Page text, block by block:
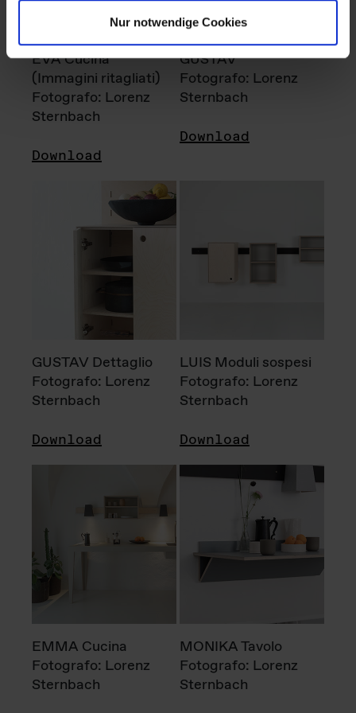
Nur notwendige Cookies
EVA Cucina
(Immagini ritagliati)
Fotografo: Lorenz
Sternbach
Download
GUSTAV
Fotografo: Lorenz
Sternbach
Download
GUSTAV Dettaglio
Fotografo: Lorenz
Sternbach
Download
LUIS Moduli sospesi
Fotografo: Lorenz
Sternbach
Download
EMMA Cucina
Fotografo: Lorenz
Sternbach
MONIKA Tavolo
Fotografo: Lorenz
Sternbach